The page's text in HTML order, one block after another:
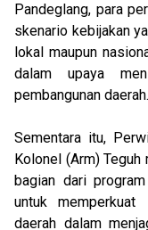
Pandeglang, para
skenario kebijakan
lokal maupun
dalam upaya
pembangunan daerah.
Sementara itu,
Kolonel (Arm) Teguh
bagian dari
untuk
daerah dalam